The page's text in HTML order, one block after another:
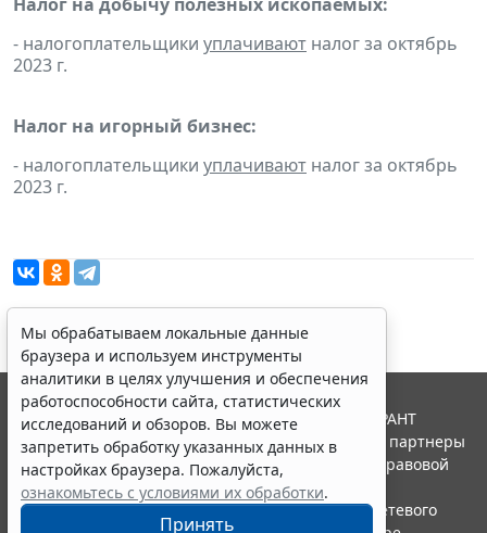
- налогоплательщики уплачивают налог за октябрь
2023 г.
Налог на игорный бизнес:
- налогоплательщики уплачивают налог за октябрь
2023 г.
Мы обрабатываем локальные данные
браузера и используем инструменты
аналитики в целях улучшения и обеспечения
работоспособности сайта, статистических
исследований и обзоров. Вы можете
запретить обработку указанных данных в
настройках браузера. Пожалуйста,
ознакомьтесь с условиями их обработки.
Принять
© ООО "НПП "ГАРАНТ-СЕРВИС", 2026. Система ГАРАНТ
выпускается с 1990 года. Компания "Гарант" и ее партнеры
являются участниками Российской ассоциации правовой
информации ГАРАНТ.
Портал ГАРАНТ.РУ зарегистрирован в качестве сетевого